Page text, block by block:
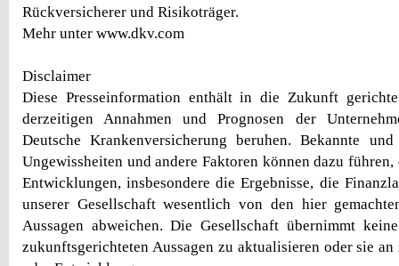
Rückversicherer und Risikoträger.
Mehr unter www.dkv.com
Disclaimer
Diese Presseinformation enthält in die Zukunft
derzeitigen Annahmen und Prognosen der
Deutsche Krankenversicherung beruhen. Bekannte
Ungewissheiten und andere Faktoren können dazu
Entwicklungen, insbesondere die Ergebnisse, die
unserer Gesellschaft wesentlich von den hier
Aussagen abweichen. Die Gesellschaft übernimmt
zukunftsgerichteten Aussagen zu aktualisieren oder sie